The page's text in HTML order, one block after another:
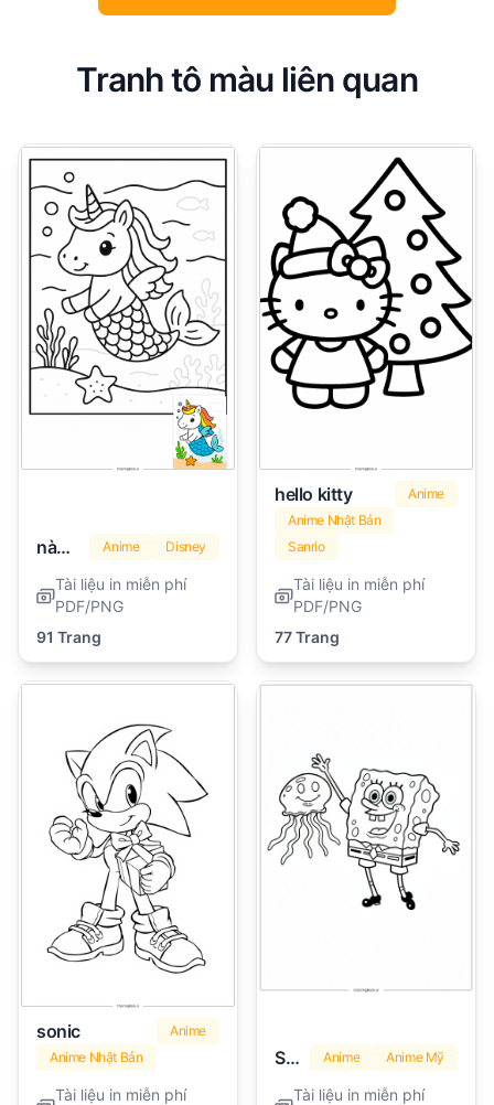
Tranh tô màu liên quan
nàng tiên cá Anime Disney
Tài liệu in miễn phí
PDF/PNG
91 Trang
hello kitty
Anime
Anime Nhật Bản
Sanrio
Tài liệu in miễn phí
PDF/PNG
77 Trang
sonic
Anime
Anime Nhật Bản
Tài liệu in miễn phí
SpongeBob (Bọt Biển) Anime Anime Mỹ
Tài liệu in miễn phí